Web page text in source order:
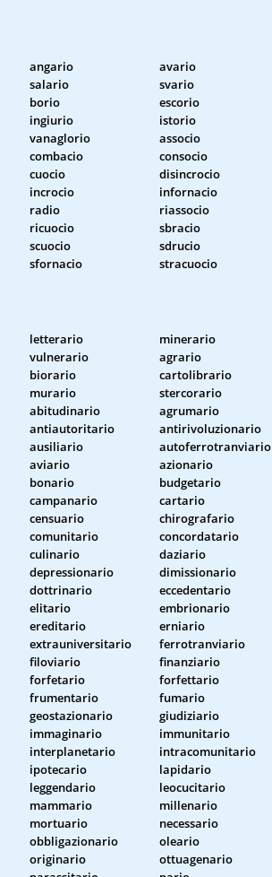
angario avario
salario svario
borio escorio
ingiurio istorio
vanaglorio associo
combacio consocio
cuocio disincrocio
incrocio infornacio
radio riassocio
ricuocio sbracio
scuocio sdrucio
sfornacio stracuocio
letterario minerario
vulnerario agrario
biorario cartolibrario
murario stercorario
abitudinario agrumario
antiautoritario antirivoluzionario
ausiliario autoferrotranviario
aviario azionario
bonario budgetario
campanario cartario
censuario chirografario
comunitario concordatario
culinario daziario
depressionario dimissionario
dottrinario eccedentario
elitario embrionario
ereditario erniario
extrauniversitario ferrotranviario
filoviario finanziario
forfetario forfettario
frumentario fumario
geostazionario giudiziario
immaginario immunitario
interplanetario intracomunitario
ipotecario lapidario
leggendario leocucitario
mammario millenario
mortuario necessario
obbligazionario oleario
originario ottuagenario